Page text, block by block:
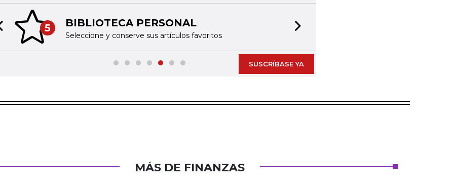
5 BIBLIOTECA PERSONAL
Seleccione y conserve sus artículos favoritos
slide
SUSCRÍBASE YA
MÁS DE FINANZAS